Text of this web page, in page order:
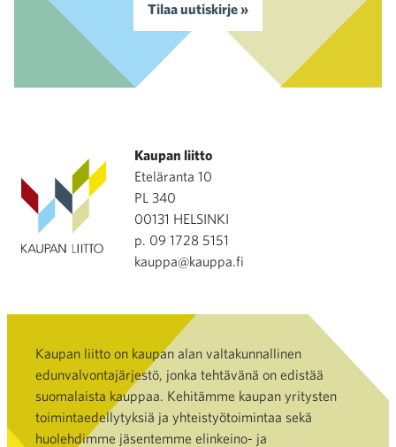
Tilaa uutiskirje »
Kaupan liitto
Eteläranta 10
PL 340
00131 HELSINKI
p. 09 1728 5151
kauppa@kauppa.fi
Kaupan liitto on kaupan alan valtakunnallinen
edunvalvontajärjestö, jonka tehtävänä on edistää
suomalaista kauppaa. Kehitämme kaupan yritysten
toimintaedellytyksiä ja yhteistyötoimintaa sekä
huolehdimme jäsentemme elinkeino- ja